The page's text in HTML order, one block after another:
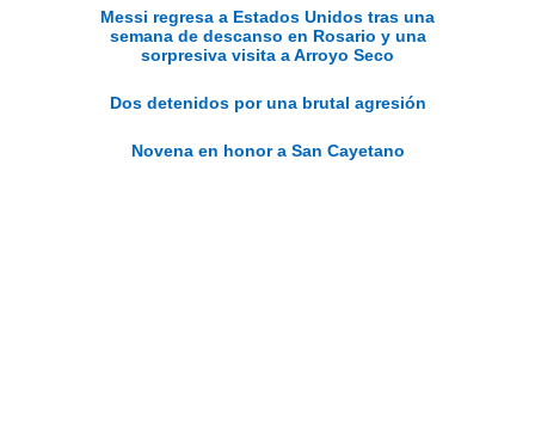
Messi regresa a Estados Unidos tras una
semana de descanso en Rosario y una
sorpresiva visita a Arroyo Seco
Dos detenidos por una brutal agresión
Novena en honor a San Cayetano